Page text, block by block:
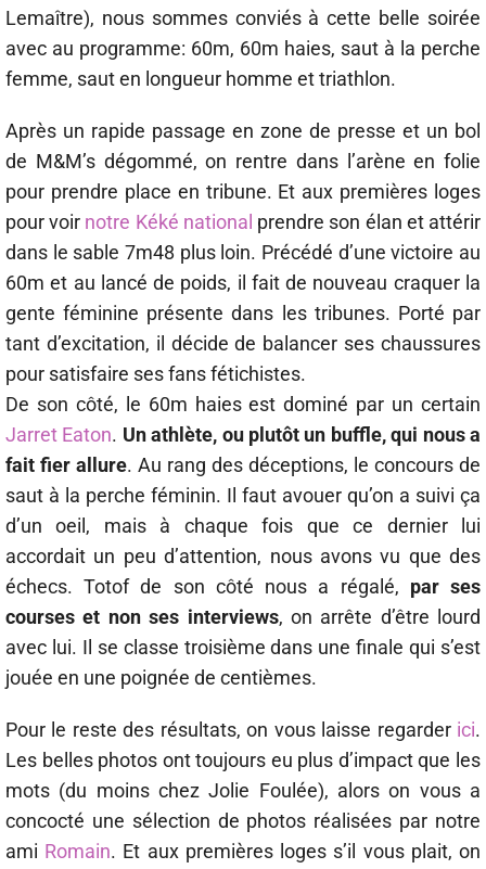
Lemaître), nous sommes conviés à cette belle soirée
avec au programme: 60m, 60m haies, saut à la perche
femme, saut en longueur homme et triathlon.
Après un rapide passage en zone de presse et un bol
de M&M’s dégommé, on rentre dans l’arène en folie
pour prendre place en tribune. Et aux premières loges
pour voir notre Kéké national prendre son élan et attérir
dans le sable 7m48 plus loin. Précédé d’une victoire au
60m et au lancé de poids, il fait de nouveau craquer la
gente féminine présente dans les tribunes. Porté par
tant d’excitation, il décide de balancer ses chaussures
pour satisfaire ses fans fétichistes.
De son côté, le 60m haies est dominé par un certain
Jarret Eaton. Un athlète, ou plutôt un buffle, qui nous a
fait fier allure. Au rang des déceptions, le concours de
saut à la perche féminin. Il faut avouer qu’on a suivi ça
d’un oeil, mais à chaque fois que ce dernier lui
accordait un peu d’attention, nous avons vu que des
échecs. Totof de son côté nous a régalé, par ses
courses et non ses interviews, on arrête d’être lourd
avec lui. Il se classe troisième dans une finale qui s’est
jouée en une poignée de centièmes.
Pour le reste des résultats, on vous laisse regarder ici.
Les belles photos ont toujours eu plus d’impact que les
mots (du moins chez Jolie Foulée), alors on vous a
concocté une sélection de photos réalisées par notre
ami Romain. Et aux premières loges s’il vous plait, on